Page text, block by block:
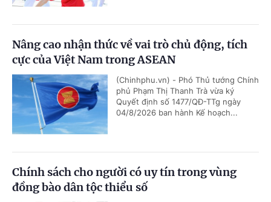
Nâng cao nhận thức về vai trò chủ động, tích
cực của Việt Nam trong ASEAN
(Chinhphu.vn) - Phó Thủ tướng Chính
phủ Phạm Thị Thanh Trà vừa ký
Quyết định số 1477/QĐ-TTg ngày
04/8/2026 ban hành Kế hoạch...
Chính sách cho người có uy tín trong vùng
đồng bào dân tộc thiểu số